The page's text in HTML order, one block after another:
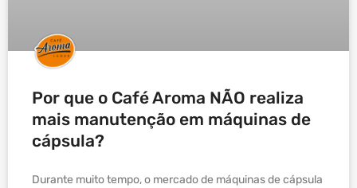
Por que o Café Aroma NÃO realiza
mais manutenção em máquinas de
cápsula?
Durante muito tempo, o mercado de máquinas de cápsula